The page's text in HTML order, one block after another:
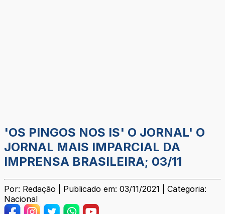
'OS PINGOS NOS IS' O JORNAL' O
JORNAL MAIS IMPARCIAL DA
IMPRENSA BRASILEIRA; 03/11
Por: Redação | Publicado em: 03/11/2021 | Categoria:
Nacional